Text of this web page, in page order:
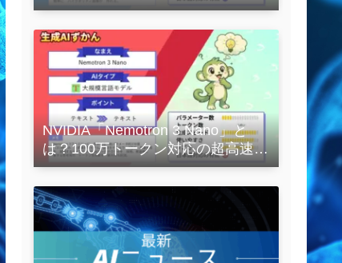
の実践まで紹介
NVIDIA「Nemotron 3 Nano」と
は？100万トークン対応の超高速
LLMを徹底解説